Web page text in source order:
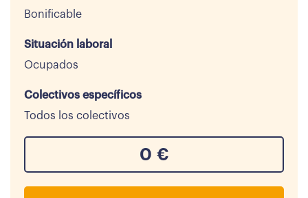
Bonificable
Situación laboral
Ocupados
Colectivos específicos
Todos los colectivos
0 €